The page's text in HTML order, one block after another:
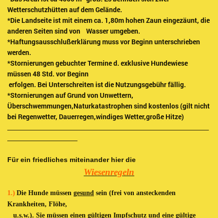
Wetterschutzhütten auf dem Gelände.
*Die Landseite ist mit einem ca. 1,80m hohen Zaun eingezäunt, die
anderen Seiten sind von Wasser umgeben.
*Haftungsausschlußerklärung muss vor Beginn unterschrieben
werden.
*Stornierungen gebuchter Termine d. exklusive Hundewiese
müssen 48 Std. vor Beginn
erfolgen. Bei Unterschreiten ist die Nutzungsgebühr fällig.
*Stornierungen auf Grund von Unwettern,
Überschwemmungen,Naturkatastrophen sind kostenlos (gilt nicht
bei Regenwetter, Dauerregen,windiges Wetter,große Hitze)
Für ein friedliches miteinander hier die
Wiesenregeln
1.) Die Hunde müssen gesund sein (frei von ansteckenden
Krankheiten, Flöhe,
u.s.w.). Sie müssen einen gültigen Impfschutz und eine gültige